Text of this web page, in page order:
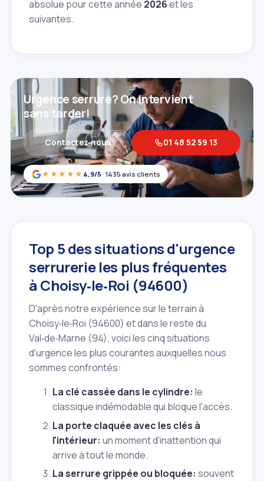
absolue pour cette année 2026et les
suivantes.
★★★★★ 4,9/5 · 1435 avis clients
Urgence serrure? On intervient
sans tarder!
Contactez‑nous 01 48 52 59 13
Top 5 des situations d'urgence
serrurerie les plus fréquentes
à Choisy‑le‑Roi (94600)
D'après notre expérience sur le terrain à
Choisy‑le‑Roi (94600) et dans le reste du
Val‑de‑Marne (94), voici les cinq situations
d'urgence les plus courantes auxquelles nous
sommes confrontés:
La clé cassée dans le cylindre: le
classique indémodable qui bloque l'accès.
La porte claquée avec les clés à
l'intérieur: un moment d'inattention qui
arrive à tout le monde.
La serrure grippée ou bloquée: souvent